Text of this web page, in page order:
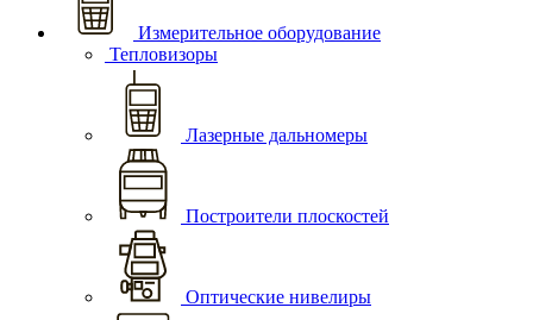
Измерительное оборудование
Тепловизоры
Лазерные дальномеры
Построители плоскостей
Оптические нивелиры